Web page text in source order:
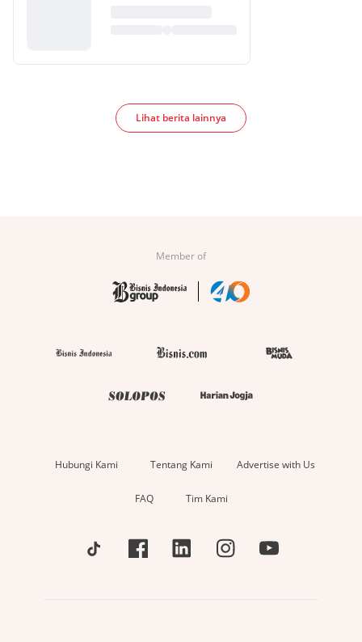
Lihat berita lainnya
Member of
Hubungi Kami Tentang Kami Advertise with Us
FAQ Tim Kami